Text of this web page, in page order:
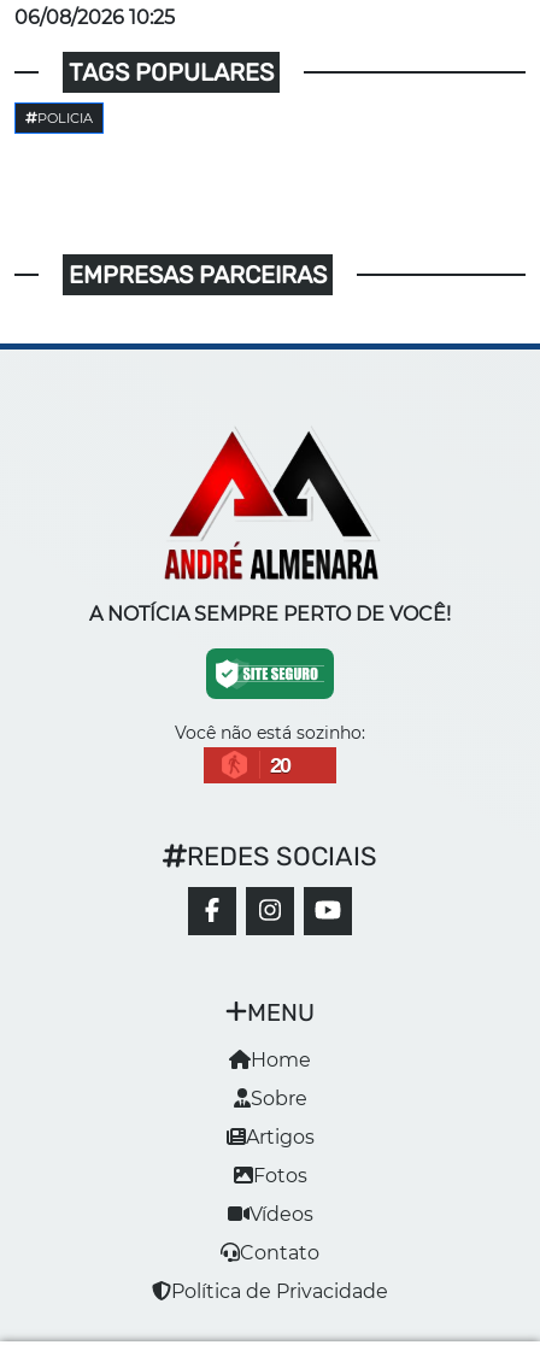
06/08/2026 10:25
TAGS POPULARES
POLICIA
EMPRESAS PARCEIRAS
A NOTÍCIA SEMPRE PERTO DE VOCÊ!
Você não está sozinho:
20
MENU
Home
Sobre
Artigos
Fotos
Vídeos
Contato
Política de Privacidade
REDES SOCIAIS